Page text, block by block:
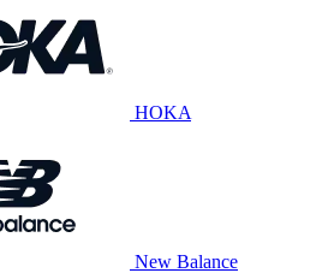
HOKA
New Balance